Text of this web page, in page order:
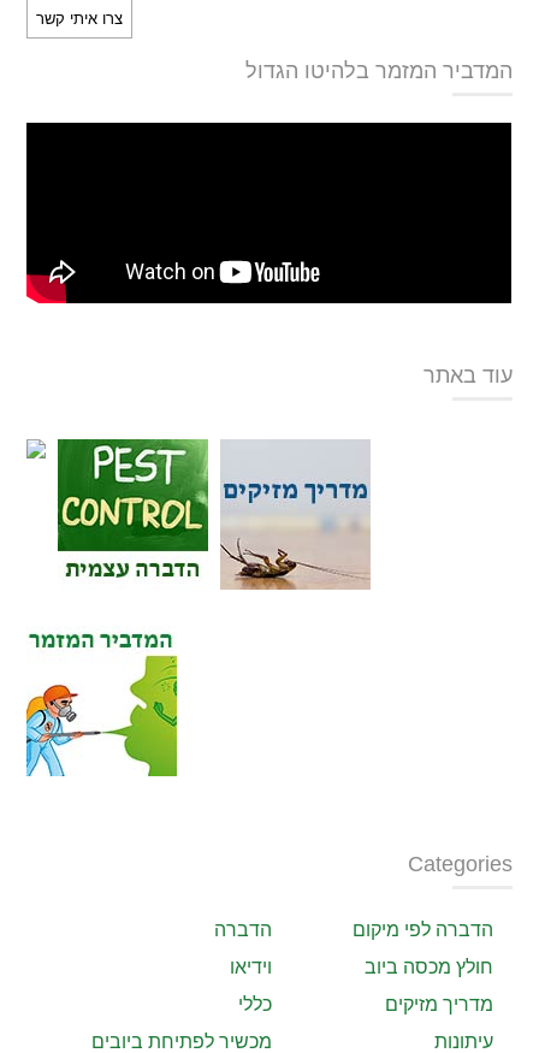
המדביר המזמר בלהיטו הגדול
עוד באתר
Categories
הדברה
הדברה לפי מיקום
וידיאו
חולץ מכסה ביוב
כללי
מדריך מזיקים
מכשיר לפתיחת ביובים
עיתונות